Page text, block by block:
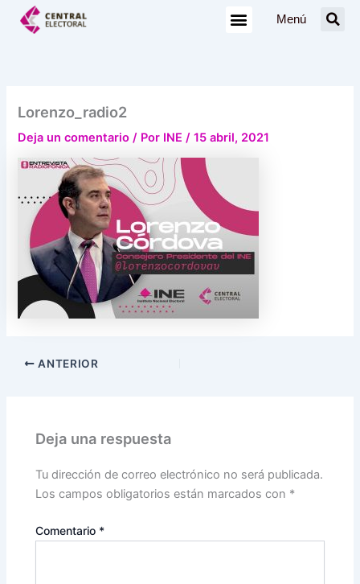
Menú
Lorenzo_radio2
Deja un comentario / Por INE/15 abril, 2021
ANTERIOR
Deja una respuesta
Tu dirección de correo electrónico no será publicada.
Los campos obligatorios están marcados con *
Comentario *